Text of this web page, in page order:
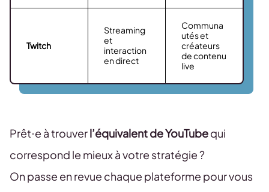
Twitch
Streaming
et
interaction
en direct
Communa
utés et
créateurs
de contenu
live
Prêt·e à trouverl’équivalent de YouTubequi
correspond le mieux à votre stratégie ?
On passe en revue chaque plateforme pour vous